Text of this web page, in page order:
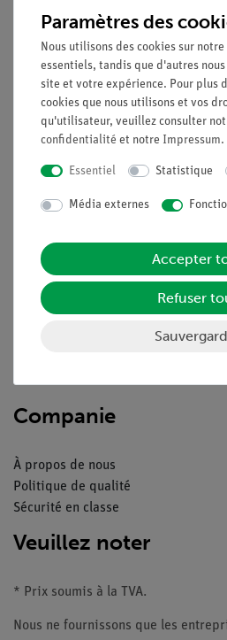
Nach oben
Légal
Conditions générales de vente
Mentions légales
Service
Aperçu du service
Téléchargements
Contacte service client
Companie
À propos de nous
Politique de qualité
Sécurité en classe
Veuillez noter
* Prix soumis à la TVA.
Nous ne fournissons que les
Paramètres des
Nous utilisons des cookies sur
essentiels, tandis que d'autres
site et votre expérience. Pour plus
cookies que nous utilisons et vos
qu'utilisateur, veuillez consulter
confidentialité et notre Impressum.
Essentiel Statistique
Média externes
Accepter
Refuser